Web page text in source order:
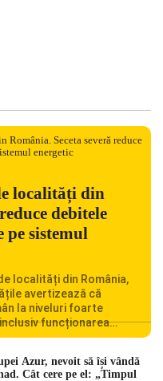
localități din
debitele
sistemul
localități din România,
avertizează că
la niveluri foarte
funcționarea
România se confruntă
din punct de vedere
Azur, nevoit să își vândă
Cât cere pe el: „Timpul